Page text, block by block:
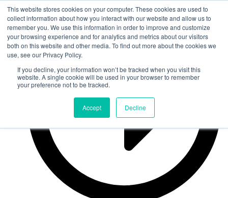
This website stores cookies on your computer. These cookies are used to
collect information about how you interact with our website and allow us to
remember you. We use this information in order to improve and customize
your browsing experience and for analytics and metrics about our visitors
both on this website and other media. To find out more about the cookies we
use, see our Privacy Policy.
If you decline, your information won’t be tracked when you visit this
website. A single cookie will be used in your browser to remember
your preference not to be tracked.
Accept Decline
Zum
Inhalt
springen